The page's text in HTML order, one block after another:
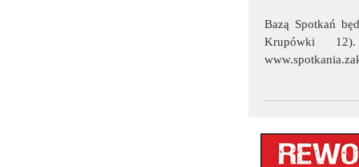
Bazą Spotkań
Krupówki